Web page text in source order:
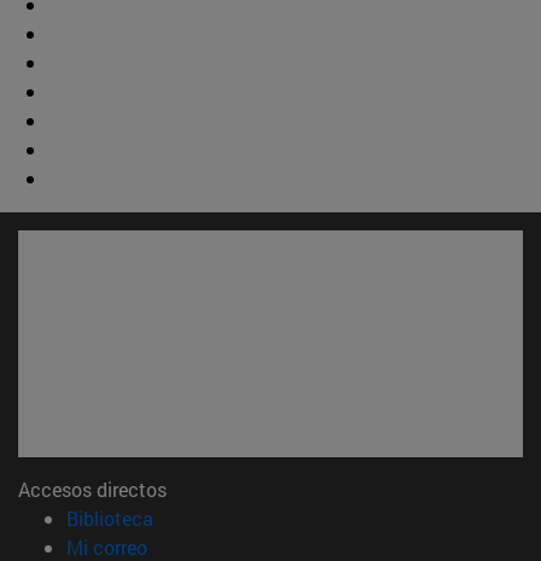
Accesos directos
Biblioteca
Mi correo(abre en nueva ventana)